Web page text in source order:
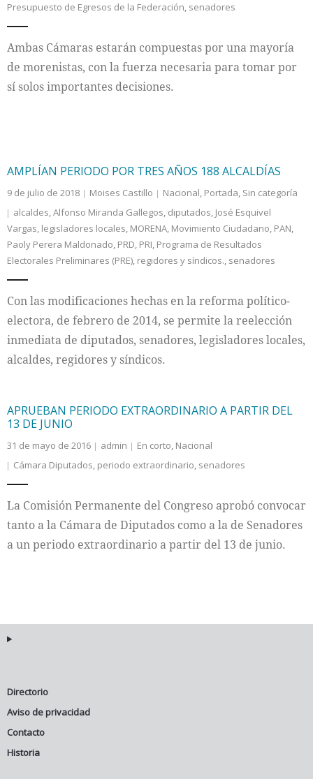
Presupuesto de Egresos de la Federación, senadores
Ambas Cámaras estarán compuestas por una mayoría
de morenistas, con la fuerza necesaria para tomar por
sí solos importantes decisiones.
AMPLÍAN PERIODO POR TRES AÑOS 188 ALCALDÍAS
9 de julio de 2018 Moises Castillo Nacional, Portada, Sin categoría
alcaldes,Alfonso Miranda Gallegos, diputados, José Esquivel
Vargas, legisladores locales, MORENA, Movimiento Ciudadano, PAN,
Paoly Perera Maldonado, PRD, PRI, Programa de Resultados
Electorales Preliminares (PRE), regidores y síndicos., senadores
Con las modificaciones hechas en la reforma político-
electora, de febrero de 2014, se permite la reelección
inmediata de diputados, senadores, legisladores locales,
alcaldes, regidores y síndicos.
APRUEBAN PERIODO EXTRAORDINARIO A PARTIR DEL
13 DE JUNIO
31 de mayo de 2016 admin En corto, Nacional
Cámara Diputados, periodo extraordinario, senadores
La Comisión Permanente del Congreso aprobó convocar
tanto a la Cámara de Diputados como a la de Senadores
a un periodo extraordinario a partir del 13 de junio.
Directorio
Aviso de privacidad
Contacto
Historia